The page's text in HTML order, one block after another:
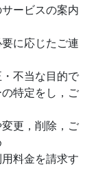
ービスの案内
に応じたご連
不当な目的で
特定をし，ご
更，削除，ご
料金を請求す